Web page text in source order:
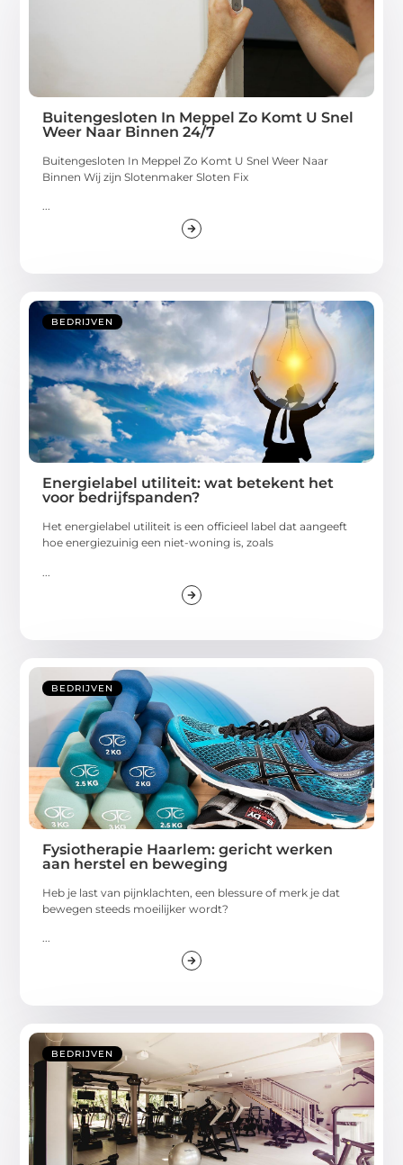
Buitengesloten In Meppel Zo Komt U Snel
Weer Naar Binnen 24/7
Buitengesloten In Meppel Zo Komt U Snel Weer Naar
Binnen Wij zijn Slotenmaker Sloten Fix
...
BEDRIJVEN
Energielabel utiliteit: wat betekent het
voor bedrijfspanden?
Het energielabel utiliteit is een officieel label dat aangeeft
hoe energiezuinig een niet-woning is, zoals
BEDRIJVEN
Fysiotherapie Haarlem: gericht werken
aan herstel en beweging
Heb je last van pijnklachten, een blessure of merk je dat
bewegen steeds moeilijker wordt?
...
BEDRIJVEN